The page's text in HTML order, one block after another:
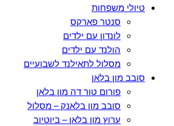
טיולי משפחות
סנטר פארקס
לונדון עם ילדים
הולנד עם ילדים
מסלול לתאילנד לשבועיים
סובב מון בלאן
פורום טור דה מון בלאן
סובב מון בלאנק – מסלול
ערוץ מון בלאן – ביוטיוב